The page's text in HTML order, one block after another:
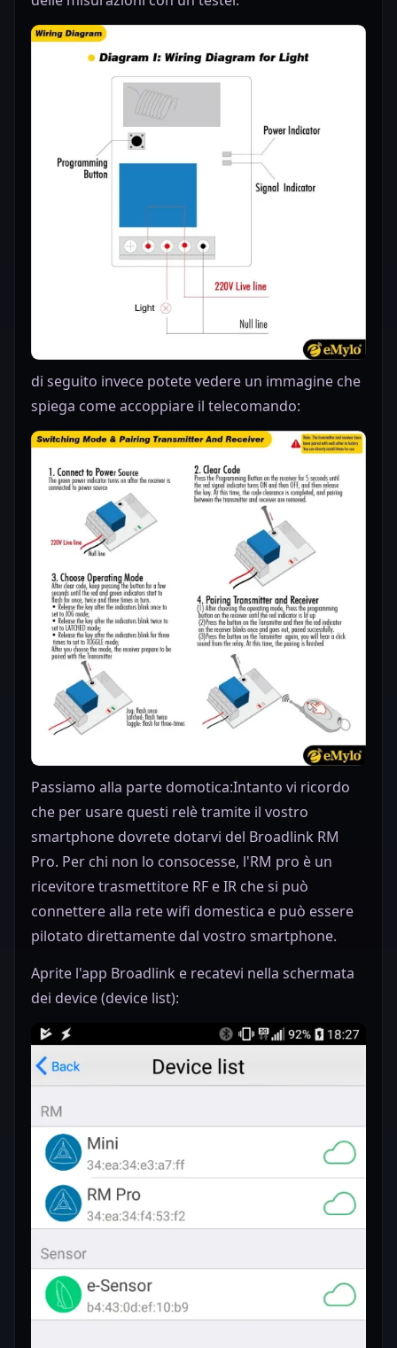
di seguito invece potete vedere un immagine che
spiega come accoppiare il telecomando:
Passiamo alla parte domotica:Intanto vi ricordo
che per usare questi relè tramite il vostro
smartphone dovrete dotarvi del Broadlink RM
Pro. Per chi non lo consocesse, l'RM pro è un
ricevitore trasmettitore RF e IR che si può
connettere alla rete wifi domestica e può essere
pilotato direttamente dal vostro smartphone.
Aprite l'app Broadlink e recatevi nella schermata
dei device (device list):